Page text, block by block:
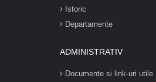
Istoric
Departamente
ADMINISTRATIV
Documente si link-uri utile